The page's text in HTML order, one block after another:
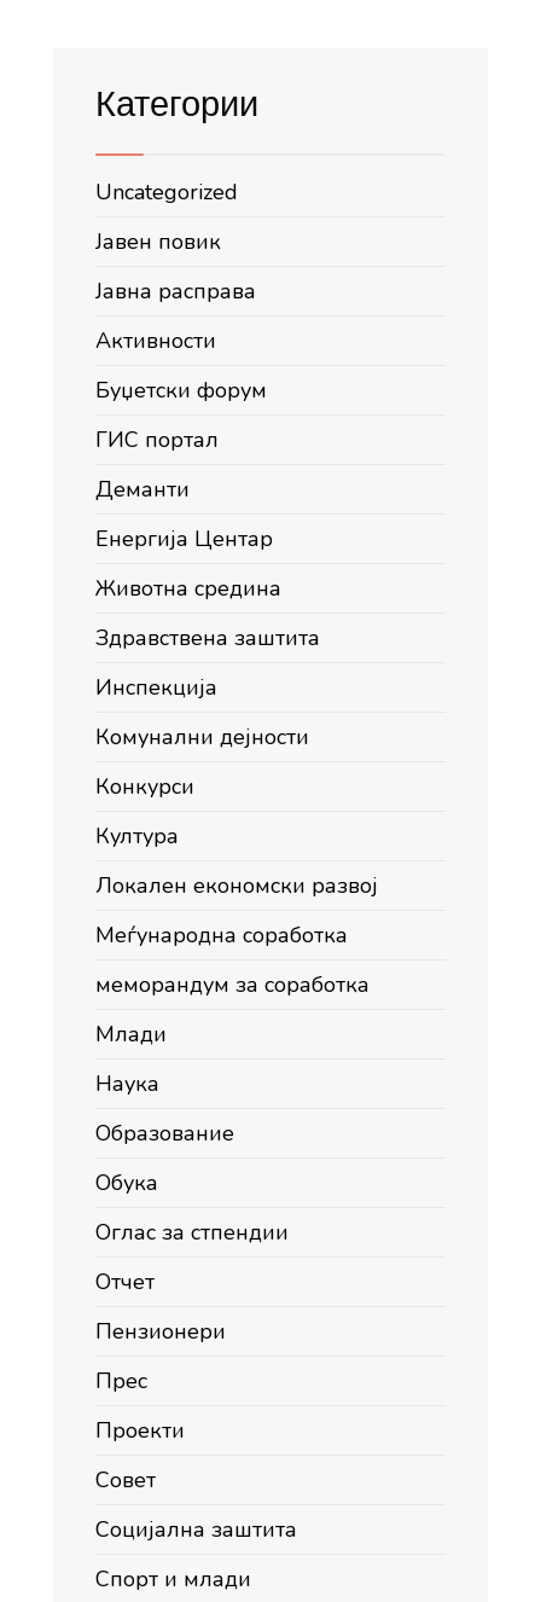
Категории
Uncategorized
Јавен повик
Јавна расправа
Активности
Буџетски форум
ГИС портал
Деманти
Енергија Центар
Животна средина
Здравствена заштита
Инспекција
Комунални дејности
Конкурси
Култура
Локален економски развој
Меѓународна соработка
меморандум за соработка
Млади
Наука
Образование
Обука
Оглас за стпендии
Отчет
Пензионери
Прес
Проекти
Совет
Социјална заштита
Спорт и млади